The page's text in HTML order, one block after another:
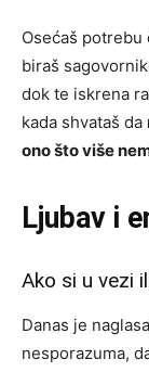
Osećaš potrebu
biraš
dok te iskrena
kada shvataš da
ono što više
Ljubav i
Ako si u vezi
Danas je
nesporazuma,